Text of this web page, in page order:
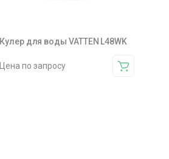
Кулер для воды VATTEN L48WK
Цена по запросу